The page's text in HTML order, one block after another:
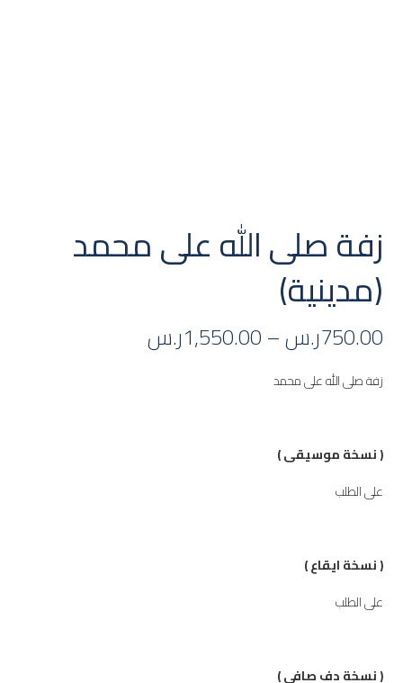
زفة صلى الله على محمد
(مدينية)
750.00ر.س–
1,550.00ر.س
زفة صلى الله على محمد
( نسخة موسيقى )
على الطلب
( نسخة ايقاع )
على الطلب
( نسخة دف صافي )